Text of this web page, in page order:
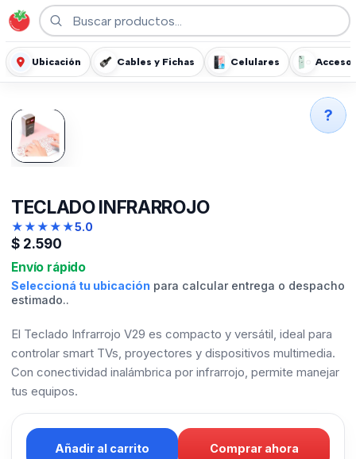
Ubicación Cables y Fichas Celulares
TECLADO INFRARROJO
★★★★★5.0
$ 2.590
Envío rápido
Seleccioná tu ubicación para calcular entrega o despacho
estimado..
El Teclado Infrarrojo V29 es compacto y versátil, ideal para
controlar smart TVs, proyectores y dispositivos multimedia.
Con conectividad inalámbrica por infrarrojo, permite manejar
tus equipos.
Añadir al carrito Comprar ahora
?